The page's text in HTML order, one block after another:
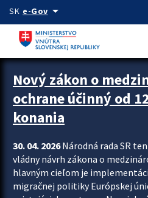
Preskocit na hlavný obsah
SK e-Govarrow_drop_down
Zastavit automatický posun upútavok
Nový zákon o
ochrane účinný od
konania
30. 04. 2026Národná rada SR
vládny návrh zákona o
hlavným cieľom je
migračnej politiky Európskej